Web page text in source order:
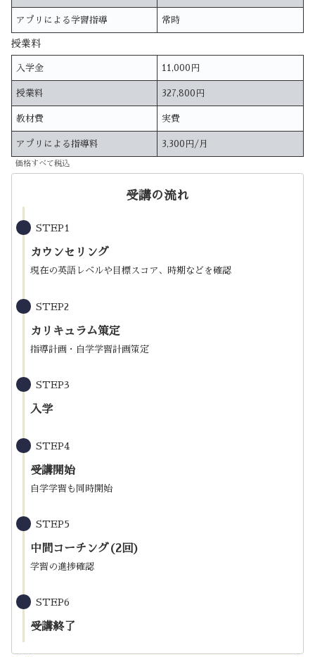
アプリによる学習指導 常時
授業料
入学金 11,000円
授業料 327,800円
教材費 実費
アプリによる指導料 3,300円/月
価格すべて税込
受講の流れ
STEP1
カウンセリング
現在の英語レベルや目標スコア、時期などを確認
STEP2
カリキュラム策定
指導計画・自学学習計画策定
STEP3
入学
STEP4
受講開始
自学学習も同時開始
STEP5
中間コーチング(2回)
学習の進捗確認
STEP6
受講終了